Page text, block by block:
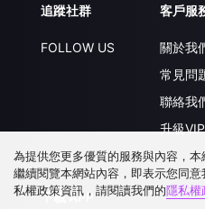
追蹤社群
FOLLOW US
客戶服
關於我
常見問
聯絡我
升級VIP
下載 APP
為提供您更多優質的服務與內容，
繼續閱覽本網站內容，即表示您同
私權政策資訊，請閱讀我們的隱私權